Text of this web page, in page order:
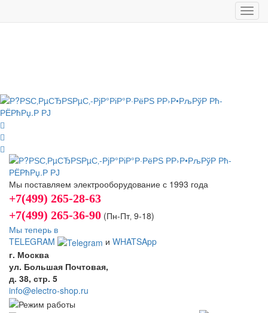
Мы поставляем электрооборудование с 1993 года
+7(499) 265-28-63
+7(499) 265-36-90 (Пн-Пт‚ 9-18)
Мы теперь в
TELEGRAM
и WHATSApp
г. Москва
ул. Большая Почтовая,
д. 38, стр. 5
info@electro-shop.ru